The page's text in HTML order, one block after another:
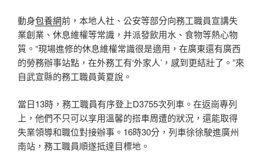
動身包養網前，本地人社、公安等部分向務工職員宣講失
業創業、休息維權等常識，并派發飲用水、食物等熱心物
質。“現場進修的休息維權常識很是適用，在廣東還有廣西
的勞務辦事站點，在外務工有‘外家人’，感到更結壯了。”來
自武宣縣的務工職員黃夏說。
當日13時，務工職員有序登上D3755次列車。在返崗專列
上，他們不只可以享用溫馨的搭車周遭的狀況，還能取得
失業領導和職位對接辦事。16時30分，列車徐徐駛進廣州
南站，務工職員順遂抵達目標地。